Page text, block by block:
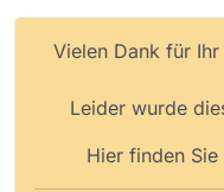
Vielen Dank für
Leider wurde
Hier finden